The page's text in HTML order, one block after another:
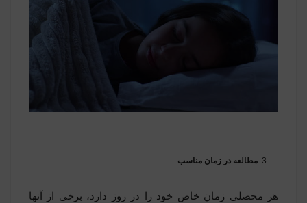
مطالعه در زمان مناسب
هر محصلی زمان خاص خود را در روز دارد، برخی از آنها